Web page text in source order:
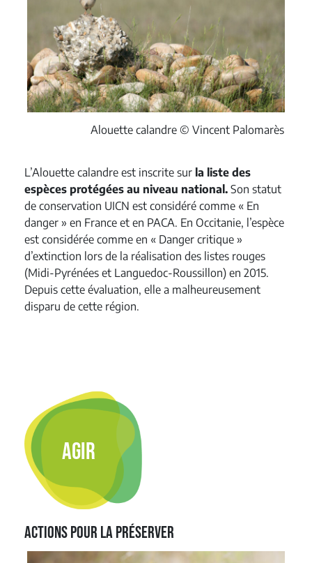
Alouette calandre © Vincent Palomarès
L’Alouette calandre est inscrite sur la liste des
espèces protégées au niveau national. Son statut
de conservation UICN est considéré comme « En
danger » en France et en PACA. En Occitanie, l’espèce
est considérée comme en « Danger critique »
d’extinction lors de la réalisation des listes rouges
(Midi-Pyrénées et Languedoc-Roussillon) en 2015.
Depuis cette évaluation, elle a malheureusement
disparu de cette région.
AGIR
Actions pour la préserver